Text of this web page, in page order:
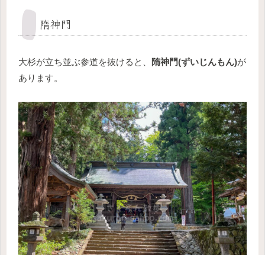
隋神門
大杉が立ち並ぶ参道を抜けると、 隋神門(ずいじんもん)が
あります。